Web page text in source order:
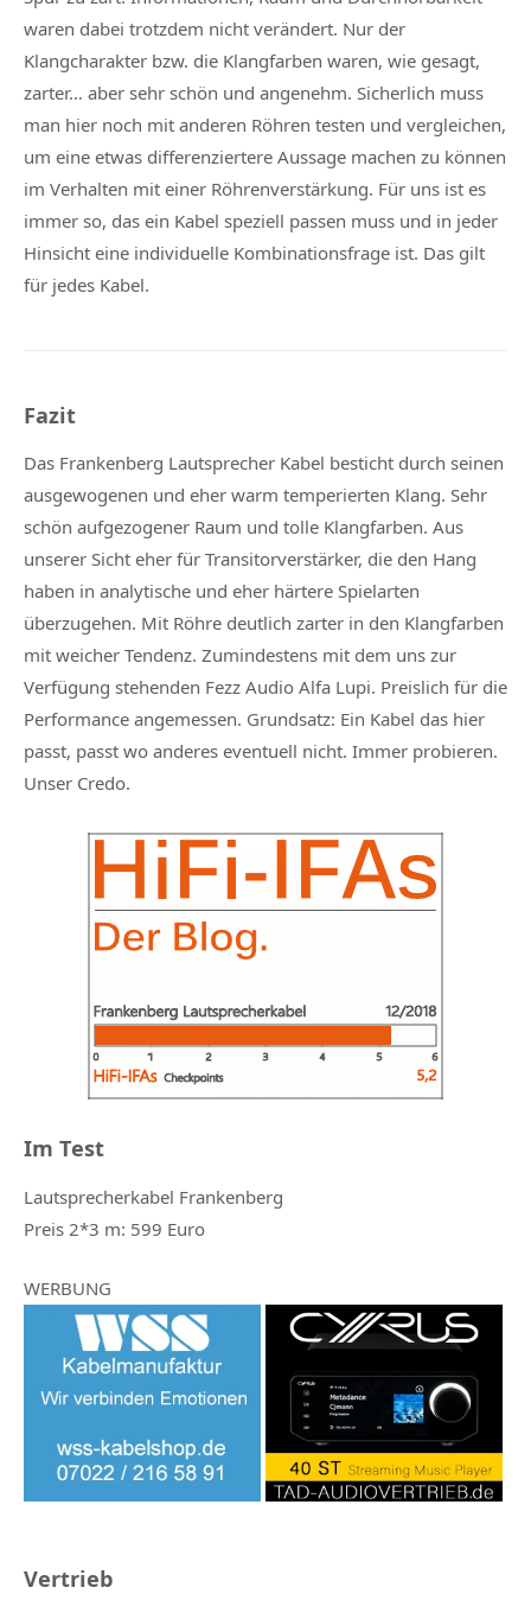
waren dabei trotzdem nicht verändert. Nur der
Klangcharakter bzw. die Klangfarben waren, wie gesagt,
zarter… aber sehr schön und angenehm. Sicherlich muss
man hier noch mit anderen Röhren testen und vergleichen,
um eine etwas differenziertere Aussage machen zu können
im Verhalten mit einer Röhrenverstärkung. Für uns ist es
immer so, das ein Kabel speziell passen muss und in jeder
Hinsicht eine individuelle Kombinationsfrage ist. Das gilt
für jedes Kabel.
Fazit
Das Frankenberg Lautsprecher Kabel besticht durch seinen
ausgewogenen und eher warm temperierten Klang. Sehr
schön aufgezogener Raum und tolle Klangfarben. Aus
unserer Sicht eher für Transitorverstärker, die den Hang
haben in analytische und eher härtere Spielarten
überzugehen. Mit Röhre deutlich zarter in den Klangfarben
mit weicher Tendenz. Zumindestens mit dem uns zur
Verfügung stehenden Fezz Audio Alfa Lupi. Preislich für die
Performance angemessen. Grundsatz: Ein Kabel das hier
passt, passt wo anderes eventuell nicht. Immer probieren.
Unser Credo.
Im Test
Lautsprecherkabel Frankenberg
Preis 2*3 m: 599 Euro
WERBUNG
Vertrieb